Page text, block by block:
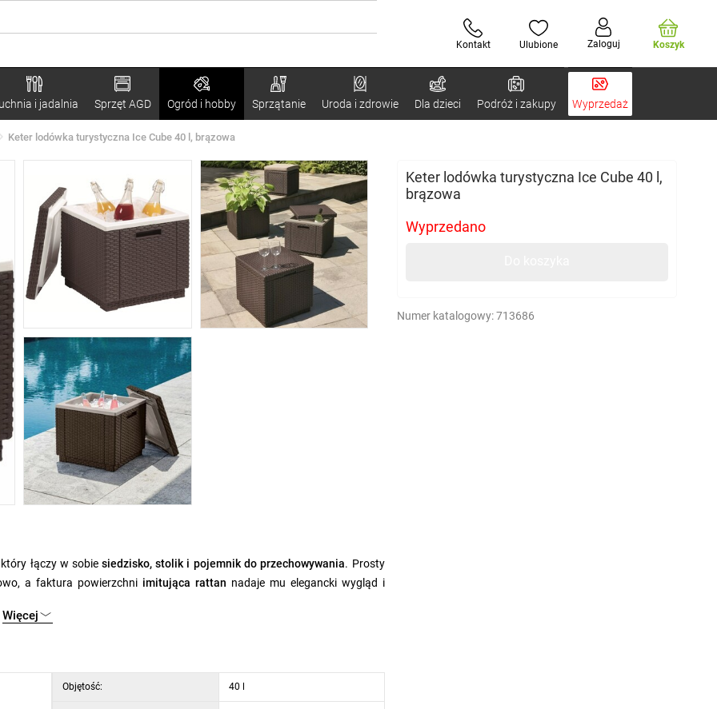
Kontakt Ulubione Zaloguj Koszyk
i jadalnia Sprzęt AGD Ogród i hobby Sprzątanie Uroda i zdrowie Dla dzieci Podróż i zakupy Wyprzedaż
Keter lodówka turystyczna Ice Cube 40 l, brązowa
Keter lodówka turystyczna Ice Cube 40 l,
brązowa
Wyprzedano
Numer katalogowy:713686
łączy w sobie siedzisko, stolik i pojemnik do przechowywania. Prosty
a faktura powierzchni imitująca rattan nadaje mu elegancki wygląd i
koców, poduszek lub drobnych akcesoriów. ICE CUBE może
Więcej
Objętość: 40 l